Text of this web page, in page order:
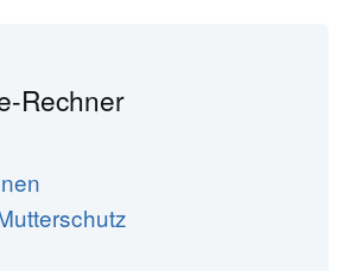
Rechner